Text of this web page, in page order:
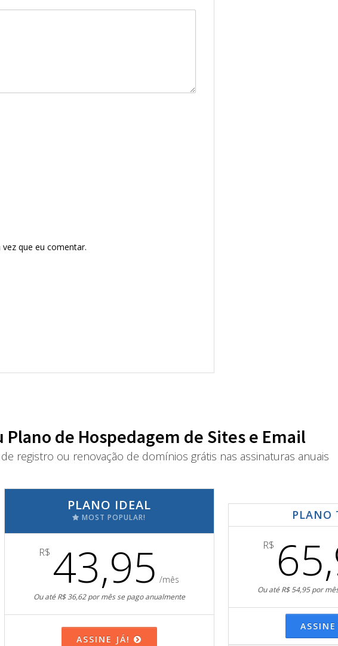
que eu comentar.
Plano de Hospedagem de Sites e Email
registro ou renovação de domínios grátis nas assinaturas anuais
PLANO IDEAL
MOST POPULAR!
R$ 43,95 /mês
Ou até R$ 36,62 por mês se pago anualmente
ASSINE JÁ!
PLANO
R$
Ou até R$ 54,95 por
ASSINE